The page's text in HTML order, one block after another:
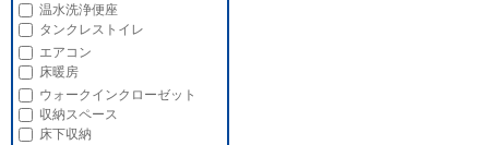
温水洗浄便座
タンクレストイレ
エアコン
床暖房
ウォークインクローゼット
収納スペース
床下収納